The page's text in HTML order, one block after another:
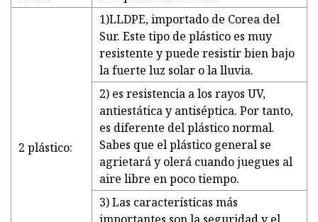
2 plástico:
1)LLDPE, importado de Corea del
Sur. Este tipo de plástico es muy
resistente y puede resistir bien bajo
la fuerte luz solar o la lluvia.
2) es resistencia a los rayos UV,
antiestática y antiséptica. Por tanto,
es diferente del plástico normal.
Sabes que el plástico general se
agrietará y olerá cuando juegues al
aire libre en poco tiempo.
3) Las características más